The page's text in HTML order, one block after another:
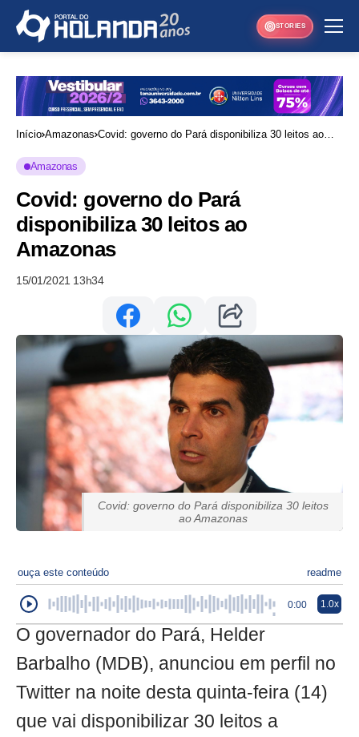
STORIES
Início Amazonas Covid: governo do Pará disponibiliza 30 leitos ao
Amazonas
Covid: governo do Pará
disponibiliza 30 leitos ao
Amazonas
15/01/2021 13h34
Covid: governo do Pará disponibiliza 30 leitos
ao Amazonas
ouça este conteúdo readme
0:00 1.0x
O governador do Pará, Helder
Barbalho (MDB), anunciou em perfil no
Twitter na noite desta quinta-feira (14)
que vai disponibilizar 30 leitos a